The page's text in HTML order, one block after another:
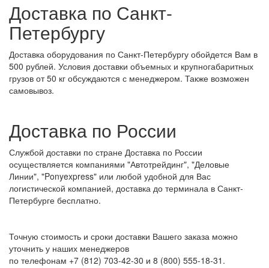
Доставка по Санкт-
Петербургу
Доставка оборудования по Санкт-Петербургу обойдется Вам в
500 рублей. Условия доставки объемных и крупногабаритных
грузов от 50 кг обсуждаются с менеджером. Также возможен
самовывоз.
Доставка по России
Службой доставки по стране Доставка по России
осуществляется компаниями "Автотрейдинг", "Деловые
Линии", "Ponyexpress" или любой удобной для Вас
логистической компанией, доставка до терминала в Санкт-
Петербурге бесплатно.
Точную стоимость и сроки доставки Вашего заказа можно
уточнить у наших менеджеров
по телефонам +7 (812) 703-42-30 и 8 (800) 555-18-31.